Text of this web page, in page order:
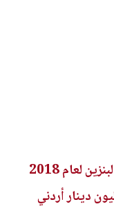
لعام 2018
دينار أردني